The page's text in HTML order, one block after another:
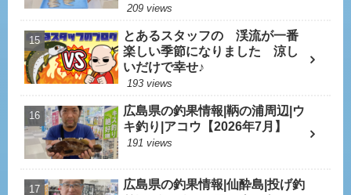
209 views
とあるスタッフの 渓流が一番
楽しい季節になりました 涼し
いだけで幸せ♪
193 views
広島県の釣果情報|鞆の浦周辺|ウ
キ釣り|アコウ【2026年7月】
191 views
広島県の釣果情報|仙酔島|投げ釣